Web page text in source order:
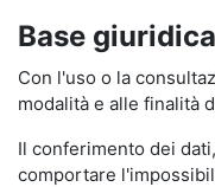
Base
Con l'uso o la
modalità e alle finalità
Il conferimento dei
comportare